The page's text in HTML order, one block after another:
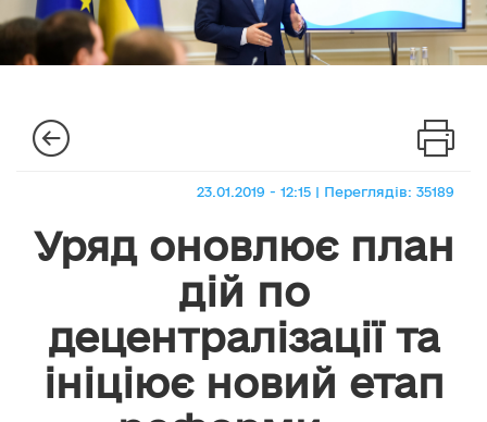
23.01.2019 - 12:15 | Переглядів: 35189
Уряд оновлює план
дій по
децентралізації та
ініціює новий етап